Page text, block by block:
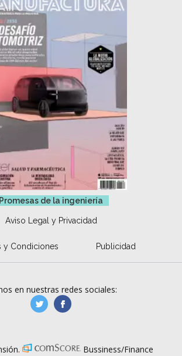
Promesas de la ingeniería
Aviso Legal y Privacidad
y Condiciones Publicidad
en nuestras redes sociales:
manufacturaGE
Bussiness/Finance